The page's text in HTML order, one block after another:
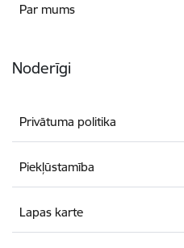
Par mums
Noderīgi
Privātuma politika
Piekļūstamība
Lapas karte